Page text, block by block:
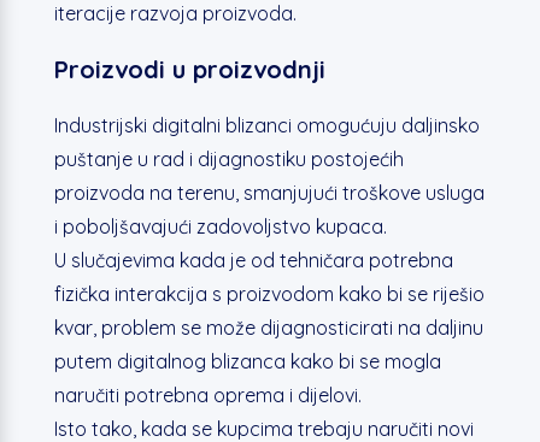
iteracije razvoja proizvoda.
Proizvodi u proizvodnji
Industrijski digitalni blizanci omogućuju daljinsko
puštanje u rad i dijagnostiku postojećih
proizvoda na terenu, smanjujući troškove usluga
i poboljšavajući zadovoljstvo kupaca.
U slučajevima kada je od tehničara potrebna
fizička interakcija s proizvodom kako bi se riješio
kvar, problem se može dijagnosticirati na daljinu
putem digitalnog blizanca kako bi se mogla
naručiti potrebna oprema i dijelovi.
Isto tako, kada se kupcima trebaju naručiti novi